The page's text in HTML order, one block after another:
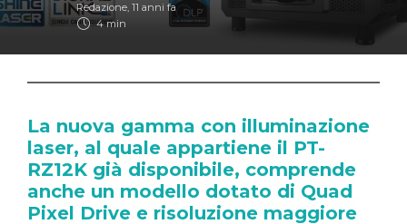
Redazione, 11 anni fa
4 min
La nuova gamma con illuminazione
laser, al quale appartiene il PT-
RZ12K già disponibile, comprende
anche un modello dotato di Quad
Pixel Drive e risoluzione maggiore